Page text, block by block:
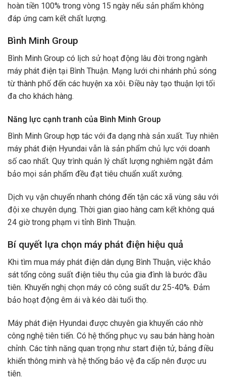
hoàn tiền 100% trong vòng 15 ngày nếu sản phẩm không
đáp ứng cam kết chất lượng.
Bình Minh Group
Bình Minh Group có lịch sử hoạt động lâu đời trong ngành
máy phát điện tại Bình Thuận. Mạng lưới chi nhánh phủ sóng
từ thành phố đến các huyện xa xôi. Điều này tạo thuận lợi tối
đa cho khách hàng.
Năng lực cạnh tranh của Bình Minh Group
Bình Minh Group hợp tác với đa dạng nhà sản xuất. Tuy nhiên
máy phát điện Hyundai vẫn là sản phẩm chủ lực với doanh
số cao nhất. Quy trình quản lý chất lượng nghiêm ngặt đảm
bảo mọi sản phẩm đều đạt tiêu chuẩn xuất xưởng.
Dịch vụ vận chuyển nhanh chóng đến tận các xã vùng sâu với
đội xe chuyên dụng. Thời gian giao hàng cam kết không quá
24 giờ trong phạm vi tỉnh Bình Thuận.
Bí quyết lựa chọn máy phát điện hiệu quả
Khi tìm mua máy phát điện dân dụng Bình Thuận, việc khảo
sát tổng công suất điện tiêu thụ của gia đình là bước đầu
tiên. Khuyến nghị chọn máy có công suất dư 25-40%. Đảm
bảo hoạt động êm ái và kéo dài tuổi thọ.
Máy phát điện Hyundai được chuyên gia khuyến cáo nhờ
công nghệ tiên tiến. Có hệ thống phục vụ sau bán hàng hoàn
chỉnh. Các tính năng quan trọng như start điện tử, bảng điều
khiển thông minh và hệ thống bảo vệ đa cấp nên được ưu
tiên.